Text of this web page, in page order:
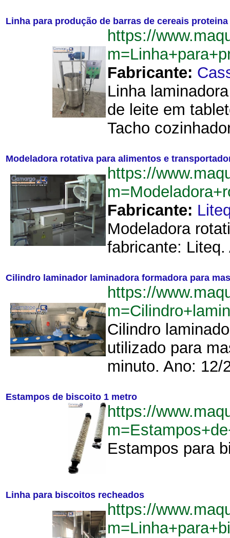
Linha para produção de barras de cereais
https://
Fabricante:
Linha
de leite em
Tacho
Modeladora rotativa para alimentos e
https://
Fabricante:
Modeladora
fabricante:
Cilindro laminador laminadora formadora para
https://
Cilindro
utilizado para
minuto. Ano: 12/
Estampos de biscoito 1 metro
https://
Estampos para
Linha para biscoitos recheados
https://